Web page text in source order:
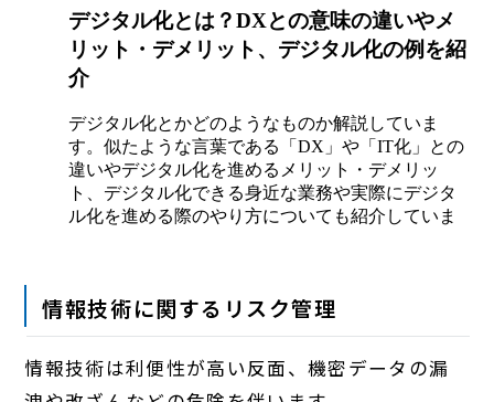
情報技術に関するリスク管理
情報技術は利便性が高い反面、機密データの漏